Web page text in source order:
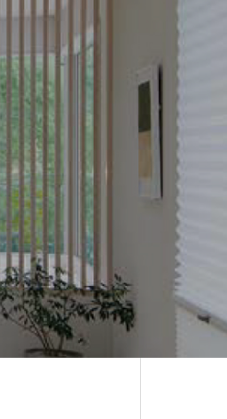
玄関がたった1日で新しく
シェント玄関引戸 施工工事